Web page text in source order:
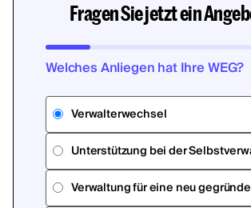
Fragen Sie jetzt ein
Welches Anliegen hat Ihre WEG?
Verwalterwechsel
Unterstützung bei der
Verwaltung für eine neu